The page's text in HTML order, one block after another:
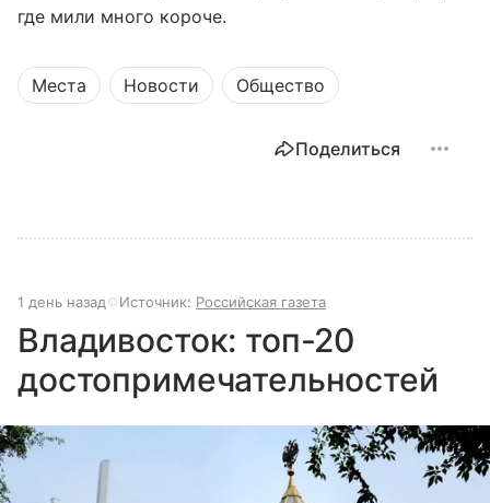
где мили много короче.
Места Новости Общество
Поделиться
1 день назад Источник: Российская газета
Владивосток: топ-20
достопримечательностей